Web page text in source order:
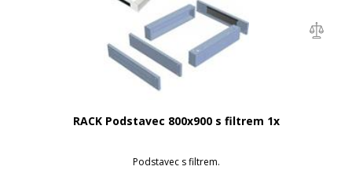
RACK Podstavec 800x900 s filtrem 1x
Podstavec s filtrem.